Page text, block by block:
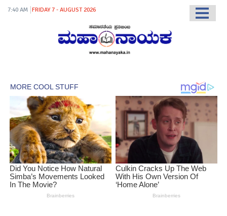
7:40 AM FRIDAY 7 - AUGUST 2026